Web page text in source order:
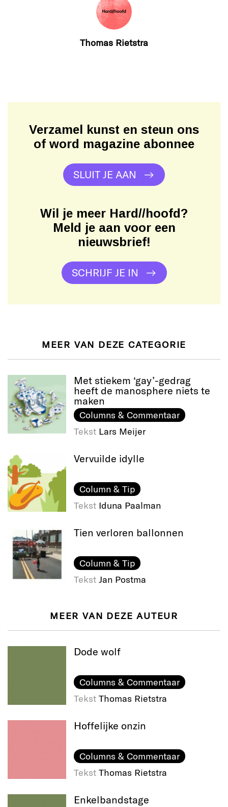
Thomas Rietstra
Verzamel kunst en steun ons
of word magazine abonnee
SLUIT JE AAN
Wil je meer Hard//hoofd?
Meld je aan voor een
nieuwsbrief!
SCHRIJF JE IN
MEER VAN DEZE CATEGORIE
Met stiekem ‘gay’-gedrag
heeft de manosphere niets te
maken
Columns & Commentaar
Tekst Lars Meijer
Vervuilde idylle
Column & Tip
Tekst Iduna Paalman
Tien verloren ballonnen
Column & Tip
Tekst Jan Postma
MEER VAN DEZE AUTEUR
Dode wolf
Columns & Commentaar
Tekst Thomas Rietstra
Hoffelijke onzin
Columns & Commentaar
Tekst Thomas Rietstra
Enkelbandstage